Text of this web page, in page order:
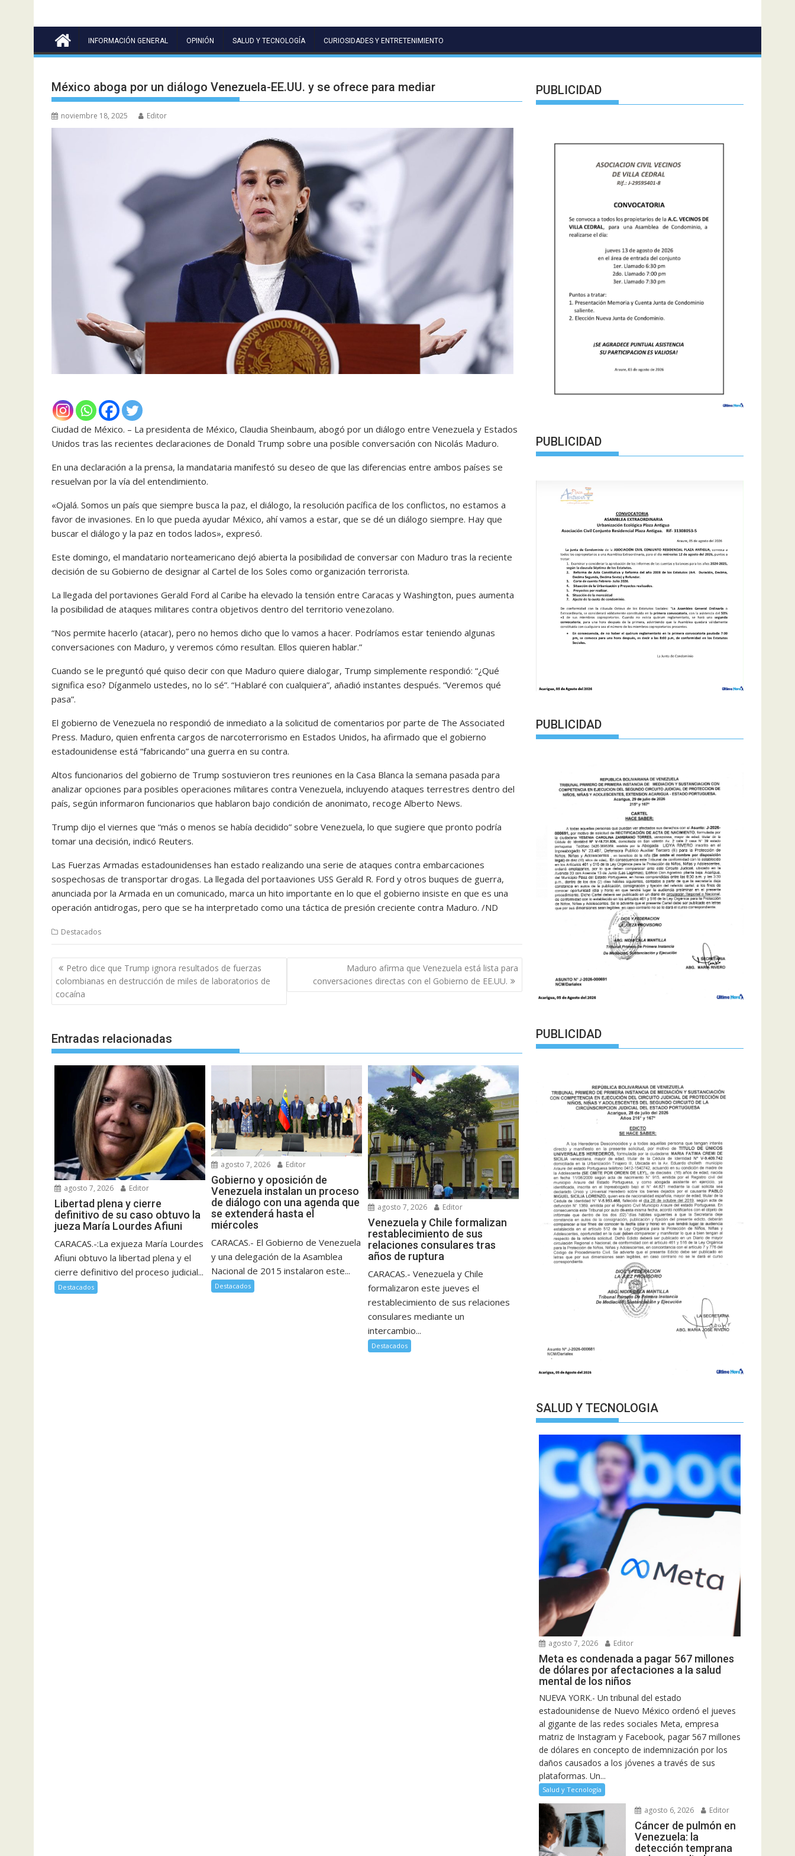
INFORMACIÓN GENERAL OPINIÓN SALUD Y TECNOLOGÍA CURIOSIDADES Y ENTRETENIMIENTO
México aboga por un diálogo Venezuela-EE.UU. y se ofrece para mediar
noviembre 18, 2025 Editor
Ciudad de México. – La presidenta de México, Claudia Sheinbaum, abogó por un diálogo entre Venezuela y Estados
Unidos tras las recientes declaraciones de Donald Trump sobre una posible conversación con Nicolás Maduro.
En una declaración a la prensa, la mandataria manifestó su deseo de que las diferencias entre ambos países se
resuelvan por la vía del entendimiento.
«Ojalá. Somos un país que siempre busca la paz, el diálogo, la resolución pacífica de los conflictos, no estamos a
favor de invasiones. En lo que pueda ayudar México, ahí vamos a estar, que se dé un diálogo siempre. Hay que
buscar el diálogo y la paz en todos lados», expresó.
Este domingo, el mandatario norteamericano dejó abierta la posibilidad de conversar con Maduro tras la reciente
decisión de su Gobierno de designar al Cartel de los Soles como organización terrorista.
La llegada del portaviones Gerald Ford al Caribe ha elevado la tensión entre Caracas y Washington, pues aumenta
la posibilidad de ataques militares contra objetivos dentro del territorio venezolano.
“Nos permite hacerlo (atacar), pero no hemos dicho que lo vamos a hacer. Podríamos estar teniendo algunas
conversaciones con Maduro, y veremos cómo resultan. Ellos quieren hablar.”
Cuando se le preguntó qué quiso decir con que Maduro quiere dialogar, Trump simplemente respondió: “¿Qué
significa eso? Díganmelo ustedes, no lo sé”. “Hablaré con cualquiera”, añadió instantes después. “Veremos qué
pasa”.
El gobierno de Venezuela no respondió de inmediato a la solicitud de comentarios por parte de The Associated
Press. Maduro, quien enfrenta cargos de narcoterrorismo en Estados Unidos, ha afirmado que el gobierno
estadounidense está “fabricando” una guerra en su contra.
Altos funcionarios del gobierno de Trump sostuvieron tres reuniones en la Casa Blanca la semana pasada para
analizar opciones para posibles operaciones militares contra Venezuela, incluyendo ataques terrestres dentro del
país, según informaron funcionarios que hablaron bajo condición de anonimato, recoge Alberto News.
Trump dijo el viernes que “más o menos se había decidido” sobre Venezuela, lo que sugiere que pronto podría
tomar una decisión, indicó Reuters.
Las Fuerzas Armadas estadounidenses han estado realizando una serie de ataques contra embarcaciones
sospechosas de transportar drogas. La llegada del portaaviones USS Gerald R. Ford y otros buques de guerra,
anunciada por la Armada en un comunicado, marca un hito importante en lo que el gobierno insiste en que es una
operación antidrogas, pero que se ha interpretado como una táctica de presión creciente contra Maduro. /ND
Destacados
Navegación
de
entradas
Petro dice que Trump ignora resultados de fuerzas
colombianas en destrucción de miles de laboratorios de
cocaína
Maduro afirma que Venezuela está lista para
conversaciones directas con el Gobierno de EE.UU.
Entradas relacionadas
agosto 7, 2026 Editor
Libertad plena y cierre
definitivo de su caso obtuvo la
jueza María Lourdes Afiuni
CARACAS.-:La exjueza María Lourdes
Afiuni obtuvo la libertad plena y el
cierre definitivo del proceso judicial...
Destacados
agosto 7, 2026 Editor
Gobierno y oposición de
Venezuela instalan un proceso
de diálogo con una agenda que
se extenderá hasta el
miércoles
CARACAS.- El Gobierno de Venezuela
y una delegación de la Asamblea
Nacional de 2015 instalaron este...
Destacados
agosto 7, 2026 Editor
Venezuela y Chile formalizan
restablecimiento de sus
relaciones consulares tras
años de ruptura
CARACAS.- Venezuela y Chile
formalizaron este jueves el
restablecimiento de sus relaciones
consulares mediante un
intercambio...
Destacados
PUBLICIDAD
PUBLICIDAD
PUBLICIDAD
PUBLICIDAD
SALUD Y TECNOLOGIA
agosto 7, 2026 Editor
Meta es condenada a pagar 567 millones
de dólares por afectaciones a la salud
mental de los niños
NUEVA YORK.- Un tribunal del estado
estadounidense de Nuevo México ordenó el jueves
al gigante de las redes sociales Meta, empresa
matriz de Instagram y Facebook, pagar 567 millones
de dólares en concepto de indemnización por los
daños causados a los jóvenes a través de sus
plataformas. Un...
Salud y Tecnología
agosto 6, 2026 Editor
Cáncer de pulmón en
Venezuela: la
detección temprana